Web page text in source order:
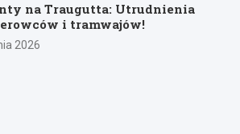
na Traugutta: Utrudnienia
i tramwajów!
2026